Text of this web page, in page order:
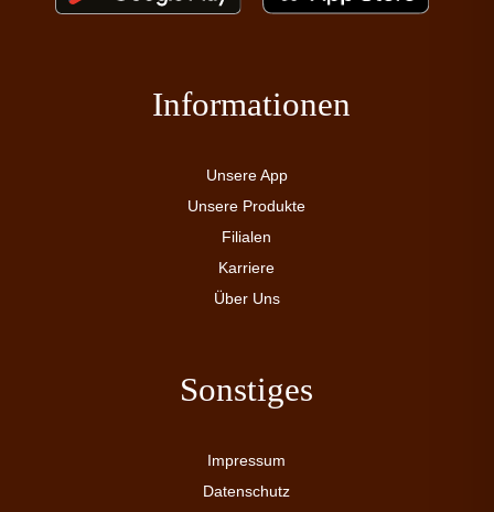
Informationen
Unsere App
Unsere Produkte
Filialen
Karriere
Über Uns
Sonstiges
Impressum
Datenschutz